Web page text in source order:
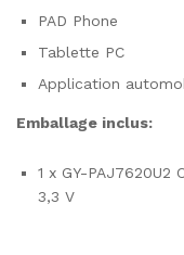
PAD Phone
Tablette PC
Application
Emballage inclus:
1 x GY-PAJ7620U2
3,3 V